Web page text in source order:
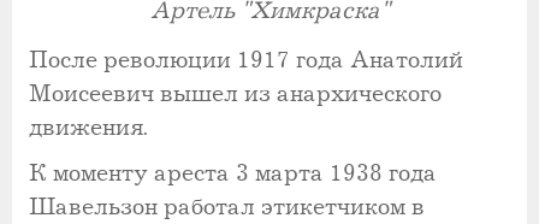
Артель "Химкраска"
После революции 1917 года Анатолий
Моисеевич вышел из анархического
движения.
К моменту ареста 3 марта 1938 года
Шавельзон работал этикетчиком в